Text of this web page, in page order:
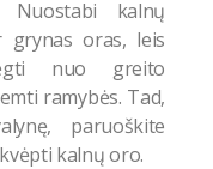
Nuostabi kalnų
grynas oras, leis
nuo greito
ramybės. Tad,
paruoškite
kalnų oro.